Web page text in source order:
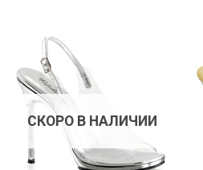
СКОРО В НАЛИЧИИ